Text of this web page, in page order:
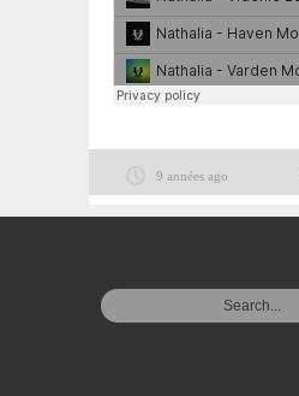
9 années ago